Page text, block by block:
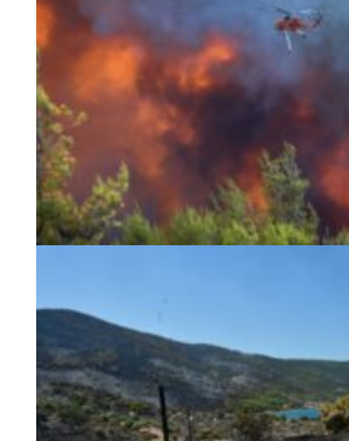
WWF: Πάνω από 180.000
καεί σε Κρήτη, Πάρο,
Αττική